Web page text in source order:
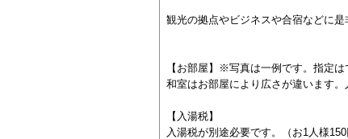
観光の拠点やビジネスや合宿などに是
【お部屋】※写真は一例です。指定は
和室はお部屋により広さが違います
【入湯税】
入湯税が別途必要です。（お1人様150